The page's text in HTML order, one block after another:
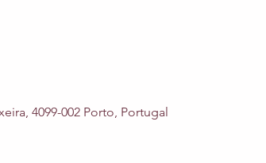
4099-002 Porto, Portugal